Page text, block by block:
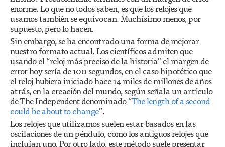
enorme. Lo que no todos saben, es que los relojes que
usamos también se equivocan. Muchísimo menos, por
supuesto, pero lo hacen.
Sin embargo, se ha encontrado una forma de mejorar
nuestro formato actual. Los científicos admiten que
usando el “reloj más preciso de la historia” el margen de
error hoy sería de 100 segundos, en el caso hipotético que
el reloj hubiera iniciado hace 14 miles de millones de años
atrás, en la creación del mundo, según señala un artículo
de The Independent denominado “The length of a second
could be about to change”.
Los relojes que utilizamos suelen estar basados en las
oscilaciones de un péndulo, como los antiguos relojes que
incluían uno. Por otro lado, este método suele presentar